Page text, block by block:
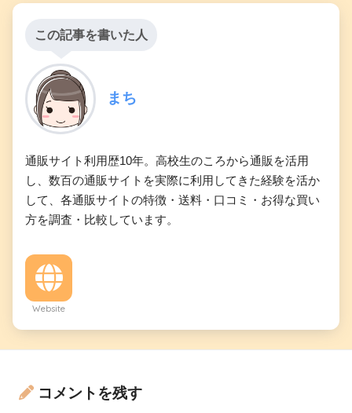
この記事を書いた人
まち
通販サイト利用歴10年。高校生のころから通販を活用
し、数百の通販サイトを実際に利用してきた経験を活か
して、各通販サイトの特徴・送料・口コミ・お得な買い
方を調査・比較しています。
Website
コメントを残す